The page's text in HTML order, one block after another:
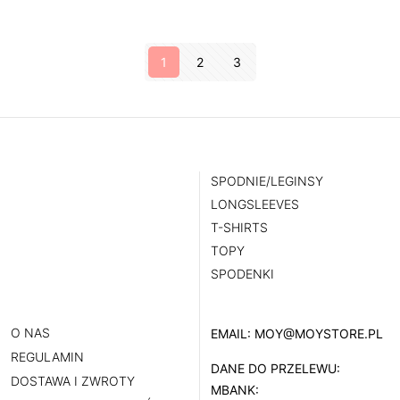
1 2 3
SPODNIE/LEGINSY
LONGSLEEVES
T-SHIRTS
TOPY
SPODENKI
O NAS
REGULAMIN
DOSTAWA I ZWROTY
EMAIL: MOY@MOYSTORE.PL
DANE DO PRZELEWU:
MBANK: